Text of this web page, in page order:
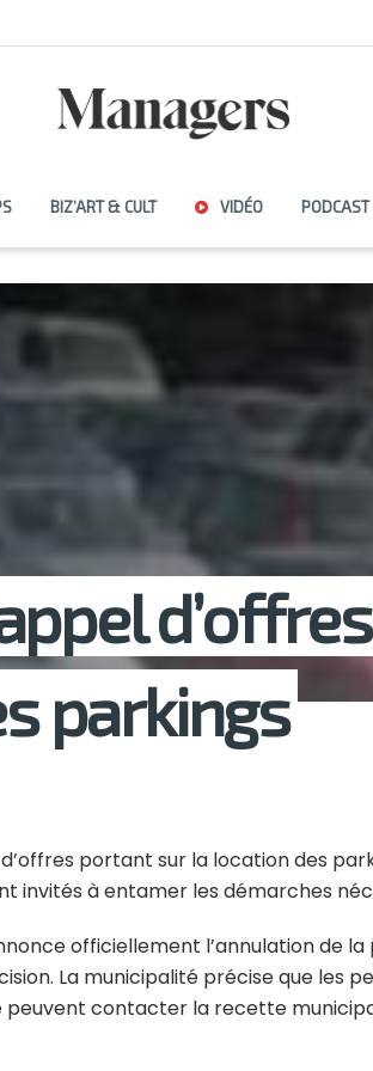
BIZ’ART & CULT VIDÉO PODCAST
parkings
portant sur la location des
invités à entamer les démarches
officiellement l’annulation de
La municipalité précise que les
peuvent contacter la recette